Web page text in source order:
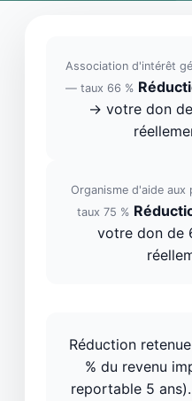
Association d'intérêt
— taux 66 %
→ votre don
Organisme d'aide
taux 75 %
votre don de
Réduction
% du revenu
reportable 5